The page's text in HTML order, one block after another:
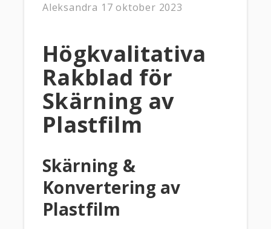
Aleksandra 17 oktober 2023
Högkvalitativa
Rakblad för
Skärning av
Plastfilm
Skärning &
Konvertering av
Plastfilm